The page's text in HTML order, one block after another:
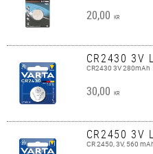
20,00 KR
CR2430 3V
CR2430 3V 280mAh
30,00 KR
CR2450 3V
CR 2450, 3V, 560